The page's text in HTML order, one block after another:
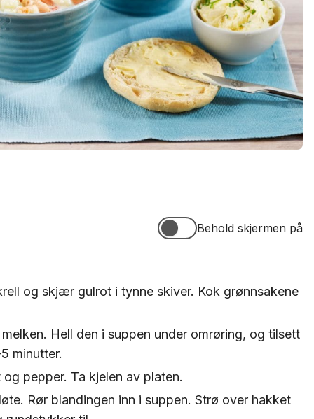
Behold skjermen på
Behold skjermen på
og skjær gulrot i tynne skiver. Kok grønnsakene
Hell den i suppen under omrøring, og tilsett
minutter.
pepper. Ta kjelen av platen.
Rør blandingen inn i suppen. Strø over hakket